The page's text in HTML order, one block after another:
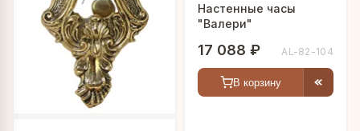
Настенные часы
"Валери"
17 088 ₽ AL-82-104
В корзину